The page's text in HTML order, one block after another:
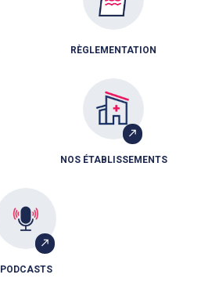
RÈGLEMENTATION
NOS ÉTABLISSEMENTS
PODCASTS